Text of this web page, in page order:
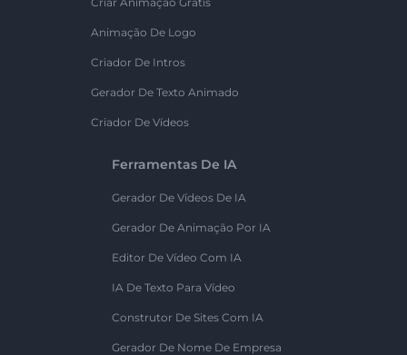
Animação De Logo
Criador De Intros
Gerador De Texto Animado
Criador De Vídeos
Ferramentas De IA
Gerador De Vídeos De IA
Gerador De Animação Por IA
Editor De Vídeo Com IA
IA De Texto Para Vídeo
Construtor De Sites Com IA
Gerador De Nome De Empresa